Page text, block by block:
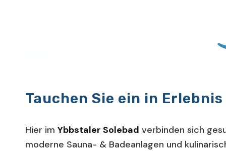
Tauchen Sie ein in Erlebnis
Hier im Ybbstaler Solebad verbinden sich
moderne Sauna- & Badeanlagen und